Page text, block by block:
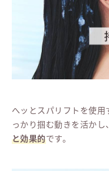
へッとスパリフトを使
っかり掴む動きを活かし、
と効果的です。